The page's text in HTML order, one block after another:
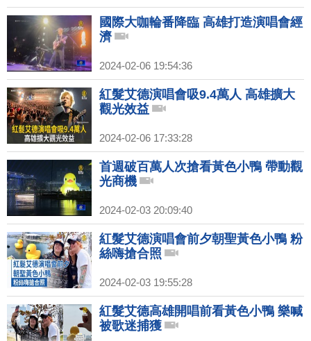
國際大咖輪番降臨 高雄打造演唱會經
濟
2024-02-06 19:54:36
紅髮艾德演唱會吸9.4萬人 高雄擴大
觀光效益
2024-02-06 17:33:28
首週破百萬人次搶看黃色小鴨 帶動觀
光商機
2024-02-03 20:09:40
紅髮艾德演唱會前夕朝聖黃色小鴨 粉
絲嗨搶合照
2024-02-03 19:55:28
紅髮艾德高雄開唱前看黃色小鴨 樂喊
被歌迷捕獲